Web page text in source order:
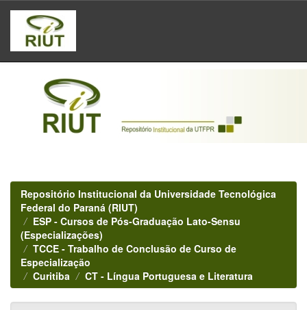
Skip
navigation
Repositório Institucional da Universidade Tecnológica
Federal do Paraná (RIUT)
ESP - Cursos de Pós-Graduação Lato-Sensu
(Especializações)
TCCE - Trabalho de Conclusão de Curso de
Especialização
Curitiba
CT - Língua Portuguesa e Literatura